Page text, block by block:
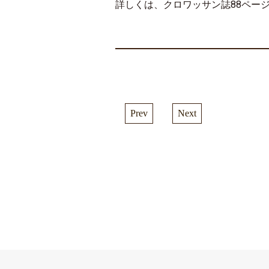
詳しくは、クロワッサン誌88ペー
Prev Next